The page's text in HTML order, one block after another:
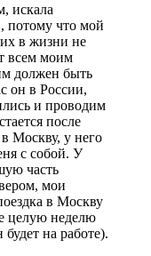
искала
потому что мой
в жизни не
всем моим
должен быть
он в России,
и проводим
после
Москву, у него
с собой. У
часть
мои
в Москву
целую неделю
на работе).